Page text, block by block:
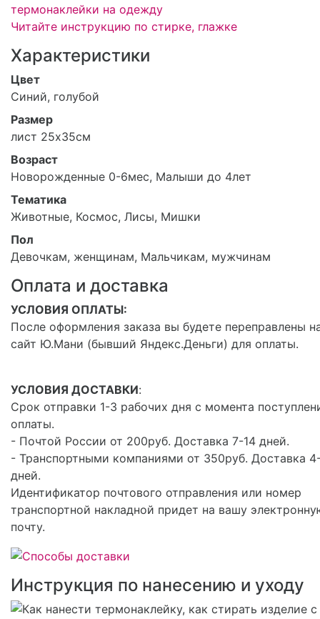
термонаклейки на одежду
Читайте инструкцию по стирке, глажке
Характеристики
Цвет
Синий, голубой
Размер
лист 25х35см
Возраст
Новорожденные 0-6мес, Малыши до 4лет
Тематика
Животные, Космос, Лисы, Мишки
Пол
Девочкам, женщинам, Мальчикам, мужчинам
Оплата и доставка
УСЛОВИЯ ОПЛАТЫ:
После оформления заказа вы будете переправлены
сайт Ю.Мани (бывший Яндекс.Деньги) для оплаты.
УСЛОВИЯ ДОСТАВКИ:
Срок отправки 1-3 рабочих дня с момента
оплаты.
- Почтой России от 200руб. Доставка 7-14 дней.
- Транспортными компаниями от 350руб. Доставка
дней.
Идентификатор почтового отправления или номер
транспортной накладной придет на вашу
почту.
Инструкция по нанесению и уходу